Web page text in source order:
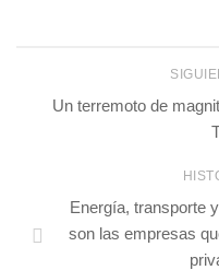
Un terremoto de
Energía, transporte
son las empresas